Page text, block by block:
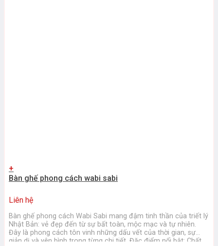
+
Bàn ghế phong cách wabi sabi
Liên hệ
Bàn ghế phong cách Wabi Sabi mang đậm tinh thần của triết lý
Nhật Bản: vẻ đẹp đến từ sự bất toàn, mộc mạc và tự nhiên.
Đây là phong cách tôn vinh những dấu vết của thời gian, sự
giản dị và yên bình trong từng chi tiết. Đặc điểm nổi bật: Chất